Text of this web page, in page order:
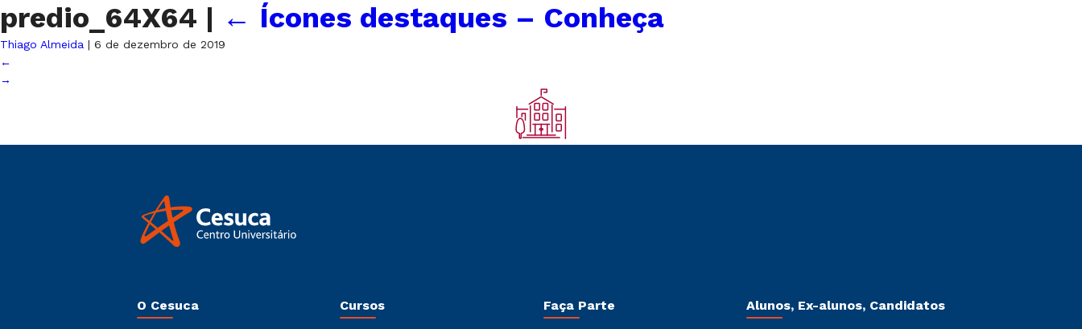
predio_64X64 | ← Ícones destaques – Conheça
Thiago Almeida | 6 de dezembro de 2019
←
→
O Cesuca Cursos Faça Parte Alunos, Ex-alunos, Candidatos